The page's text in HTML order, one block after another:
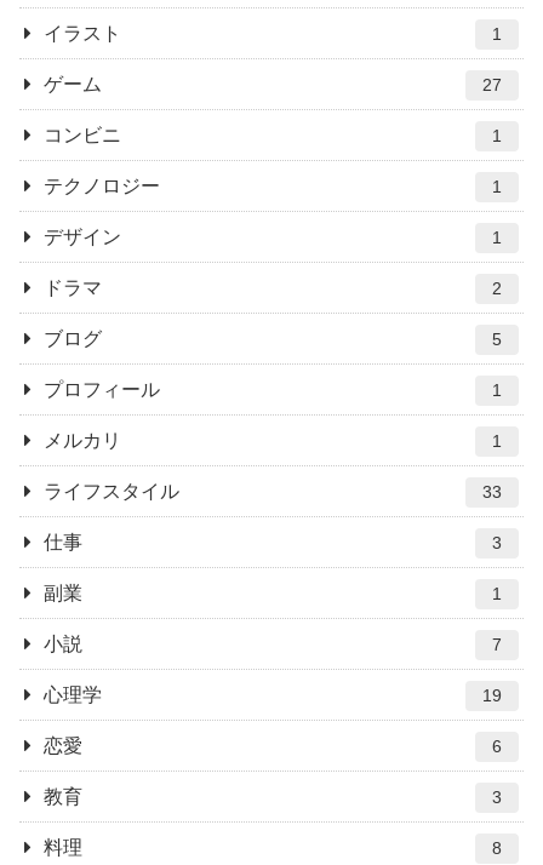
イラスト 1
ゲーム 27
コンビニ 1
テクノロジー 1
デザイン 1
ドラマ 2
ブログ 5
プロフィール 1
メルカリ 1
ライフスタイル 33
仕事 3
副業 1
小説 7
心理学 19
恋愛 6
教育 3
料理 8